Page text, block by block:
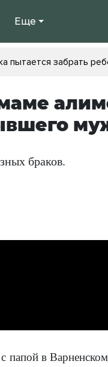
Еще
пытается забрать
браков.
в